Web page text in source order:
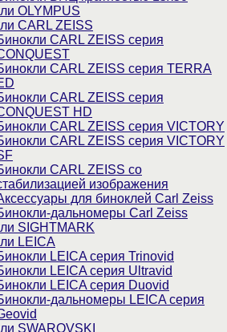
OLYMPUS
CARL ZEISS
CARL ZEISS серия
CARL ZEISS серия TERRA
CARL ZEISS серия
HD
CARL ZEISS серия VICTORY
CARL ZEISS серия VICTORY
CARL ZEISS со
изображения
для биноклей Carl Zeiss
дальномеры Carl Zeiss
SIGHTMARK
LEICA
LEICA серия Trinovid
LEICA серия Ultravid
LEICA серия Duovid
дальномеры LEICA серия
SWAROVSKI